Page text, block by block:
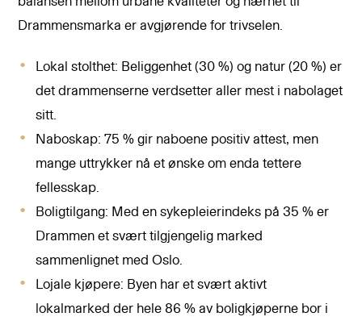
Drammensmarka er avgjørende for trivselen.
Lokal stolthet: Beliggenhet (30 %) og natur (20 %) er
det drammenserne verdsetter aller mest i nabolaget
sitt.
Naboskap: 75 % gir naboene positiv attest, men
mange uttrykker nå et ønske om enda tettere
fellesskap.
Boligtilgang: Med en sykepleierindeks på 35 % er
Drammen et svært tilgjengelig marked
sammenlignet med Oslo.
Lojale kjøpere: Byen har et svært aktivt
lokalmarked der hele 86 % av boligkjøperne bor i